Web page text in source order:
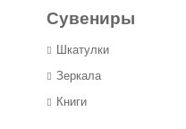
Сувениры
Шкатулки
Зеркала
Книги